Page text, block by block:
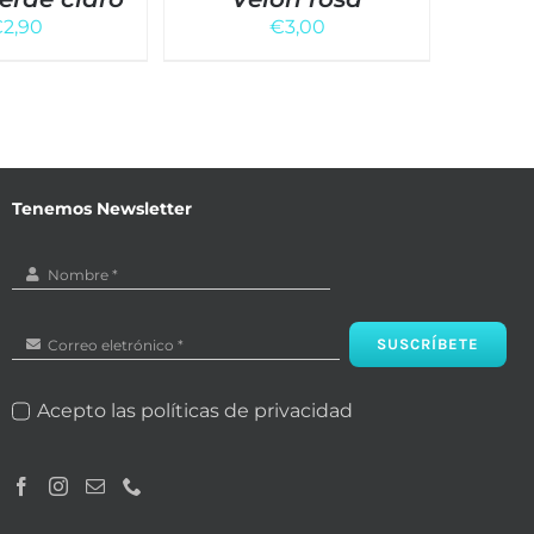
2,90 €3,00
Tenemos Newsletter
SUSCRÍBETE
Acepto las políticas de privacidad